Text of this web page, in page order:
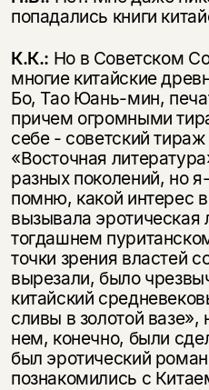
попадались книги
К.К.: Но в Советском
многие китайские
Бо, Тао Юань-мин,
причем огромными
себе - советский тираж
«Восточная
разных поколений, но
помню, какой интерес
вызывала эротическая
тогдашнем
точки зрения властей
вырезали, было
китайский
сливы в золотой вазе»,
нем, конечно, были
был эротический
познакомились с